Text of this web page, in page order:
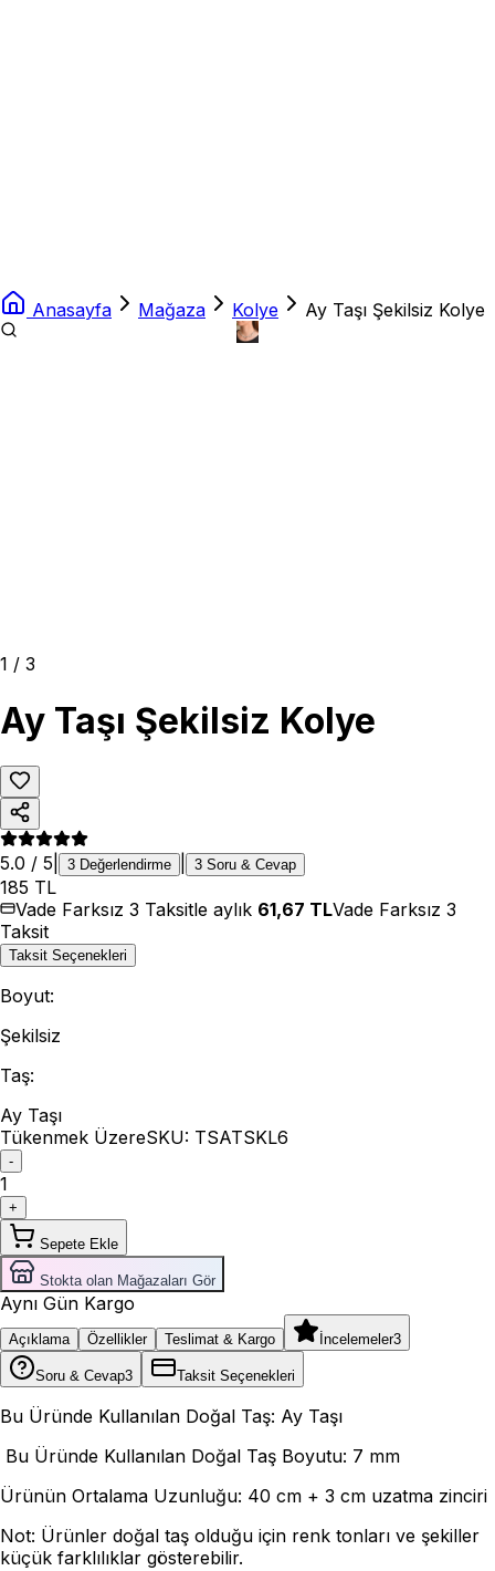
Anasayfa Mağaza Kolye Ay Taşı Şekilsiz Kolye
1 / 3
Ay Taşı Şekilsiz Kolye
5.0 / 5 3 Değerlendirme 3 Soru & Cevap
185 TL
Vade Farksız 3 Taksitle aylık 61,67 TLVade Farksız 3
Taksit
Taksit Seçenekleri
Boyut:
Şekilsiz
Taş:
Ay Taşı
Tükenmek ÜzereSKU: TSATSKL6
-
1
+
Sepete Ekle
Stokta olan Mağazaları Gör
Aynı Gün Kargo
Açıklama Özellikler Teslimat & Kargo İncelemeler3
Soru & Cevap3 Taksit Seçenekleri
Bu Üründe Kullanılan Doğal Taş: Ay Taşı
Bu Üründe Kullanılan Doğal Taş Boyutu: 7 mm
Ürünün Ortalama Uzunluğu: 40 cm + 3 cm uzatma zinciri
Not: Ürünler doğal taş olduğu için renk tonları ve şekiller
küçük farklılıklar gösterebilir.